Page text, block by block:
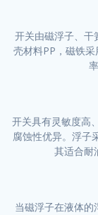
开关由磁浮子、干
壳材料PP，磁铁
开关具有灵敏度高
腐蚀性优异。浮子
其适合耐
当磁浮子在液体